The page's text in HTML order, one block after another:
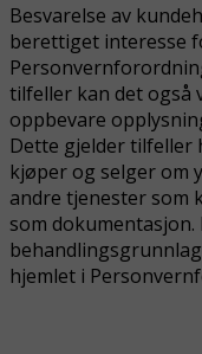
Besvarelse av
berettiget interesse
tilfeller kan det også
oppbevare
Dette gjelder tilfeller
kjøper og selger om
andre tjenester som
som dokumentasjon.
hjemlet i